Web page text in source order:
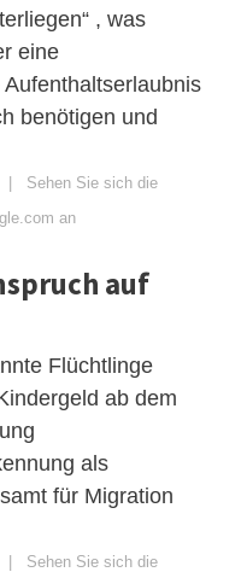
, was
eine
benötigen und
| Sehen Sie sich die
an
auf
Flüchtlinge
ab dem
als
für Migration
| Sehen Sie sich die